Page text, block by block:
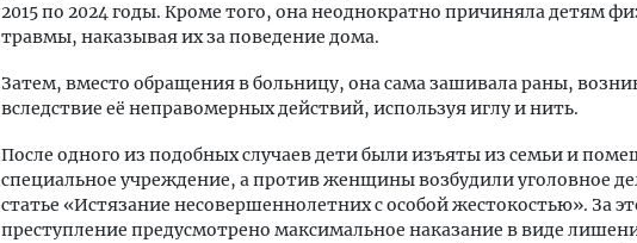
2015 по 2024 годы. Кроме того, она неоднократно причиняла детям
травмы, наказывая их за поведение дома.
Затем, вместо обращения в больницу, она сама зашивала раны,
вследствие её неправомерных действий, используя иглу и нить.
После одного из подобных случаев дети были изъяты из семьи и
специальное учреждение, а против женщины возбудили уголовное
статье «Истязание несовершеннолетних с особой жестокостью». За
преступление предусмотрено максимальное наказание в виде